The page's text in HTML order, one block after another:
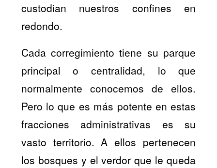
custodian nuestros confines en
redondo.
Cada corregimiento tiene su parque
principal o centralidad, lo que
normalmente conocemos de ellos.
Pero lo que es más potente en estas
fracciones administrativas es su
vasto territorio. A ellos pertenecen
los bosques y el verdor que le queda